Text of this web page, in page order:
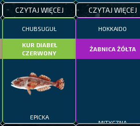
CZYTAJ WIĘCEJ CZYTAJ WIĘCEJ
CHUBSUGUŁ
KUR DIABEŁ
CZERWONY
EPICKA
HOKKAIDO
ŻABNICA ŻÓŁTA